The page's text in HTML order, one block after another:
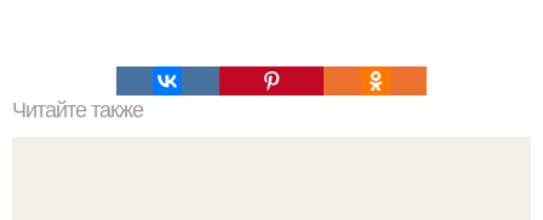
Читайте также